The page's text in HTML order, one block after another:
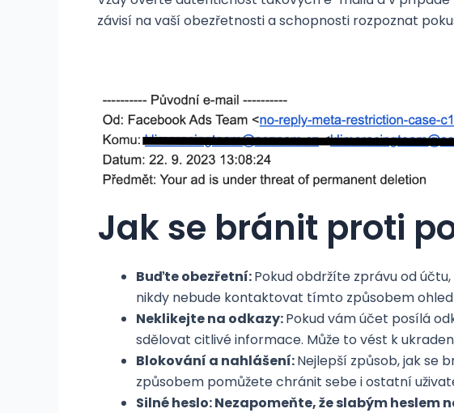
závisí na vaší obezřetnosti a schopnosti rozpoznat
Jak se bránit proti
Buďte obezřetní:Pokud obdržíte zprávu od
nikdy nebude kontaktovat tímto způsobem
Neklikejte na odkazy:Pokud vám účet posílá
sdělovat citlivé informace. Může to vést k
Blokování a nahlášení:Nejlepší způsob, jak se
způsobem pomůžete chránit sebe i ostatní
Silné heslo: Nezapomeňte, že slabým